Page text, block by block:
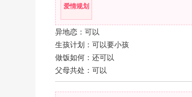
爱情规划
异地恋：可以
生孩计划：可以要小孩
做饭如何：还可以
父母共处：可以